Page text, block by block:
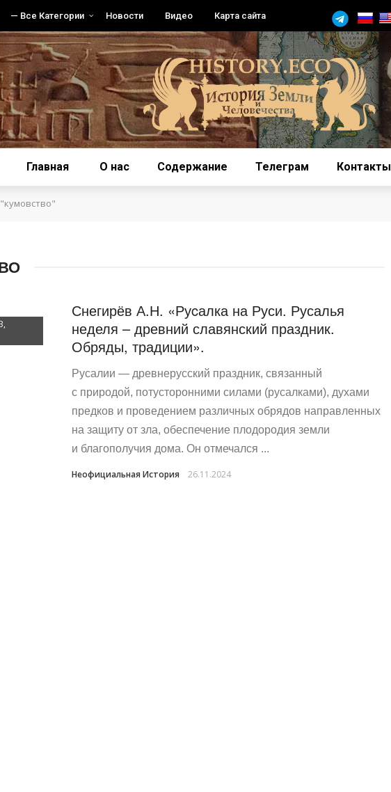
— Все Категории Новости Видео Карта сайта
Главная О нас Содержание Телеграм Контакты
Снегирёв А.Н. «Руcалка на Руси. Русалья
неделя – древний славянский праздник.
Обряды, традиции».
Русалии — древнерусский праздник, связанный
с природой, потусторонними силами (русалками), духами
предков и проведением различных обрядов направленных
на защиту от зла, обеспечение плодородия земли
и благополучия дома. Он отмечался ...
Неофициальная История 26.11.2024